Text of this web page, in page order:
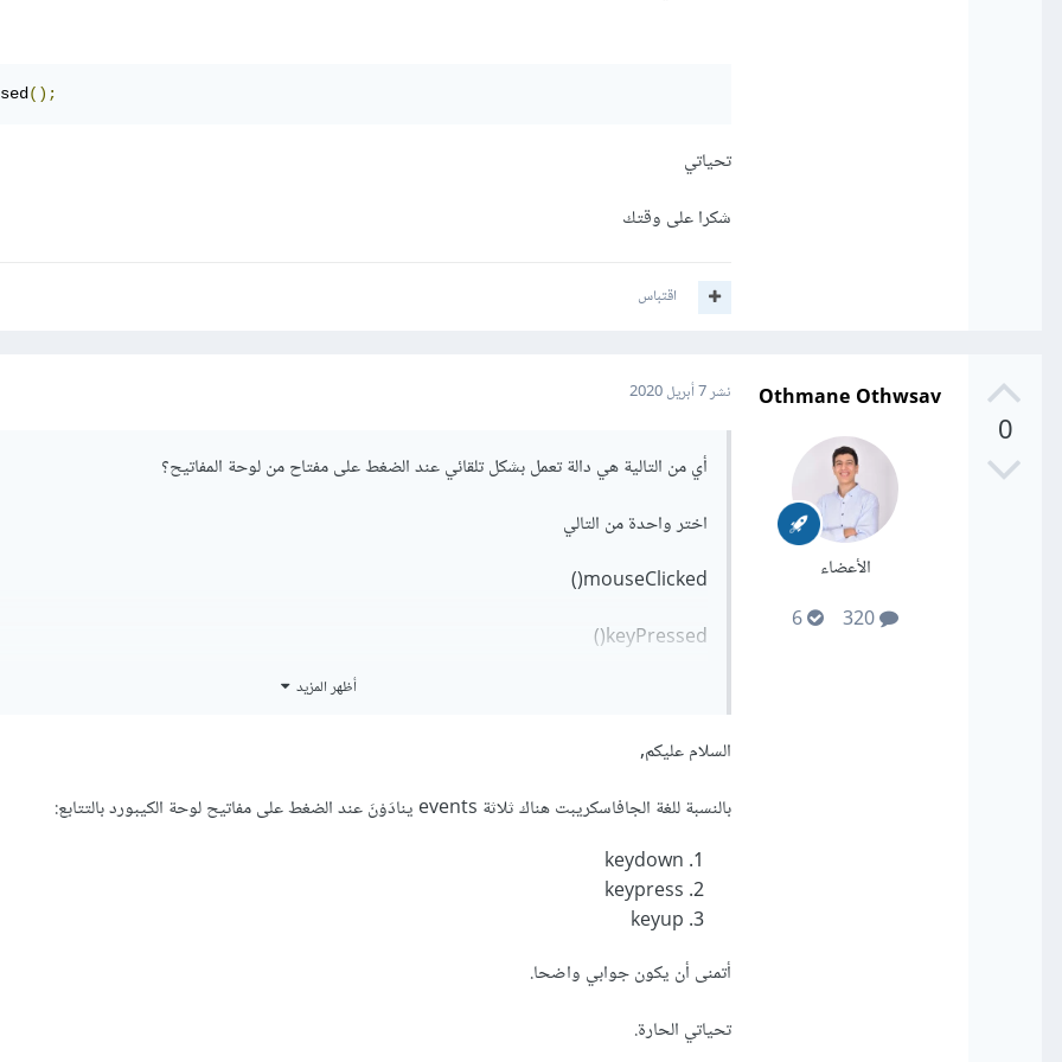
();
تحياتي
شكرا على وقتك
اقتباس
0
Othmane Othwsav
الأعضاء
نشر7 أبريل 2020
أي من التالية هي دالة تعمل بشكل تلقائي عند الضغط على مفتاح من لوحة المفاتيح؟
اختر واحدة من التالي
mouseClicked()
keyPressed()
setup()
أظهر المزيد
السلام عليكم,
بالنسبة للغة الجافاسكريبت هناك ثلاثة events ينادَوْنَ عند الضغط على مفاتيح لوحة الكيبورد بالتتابع:
keydown
keypress
keyup
أتمنى أن يكون جوابي واضحا.
تحياتي الحارة.